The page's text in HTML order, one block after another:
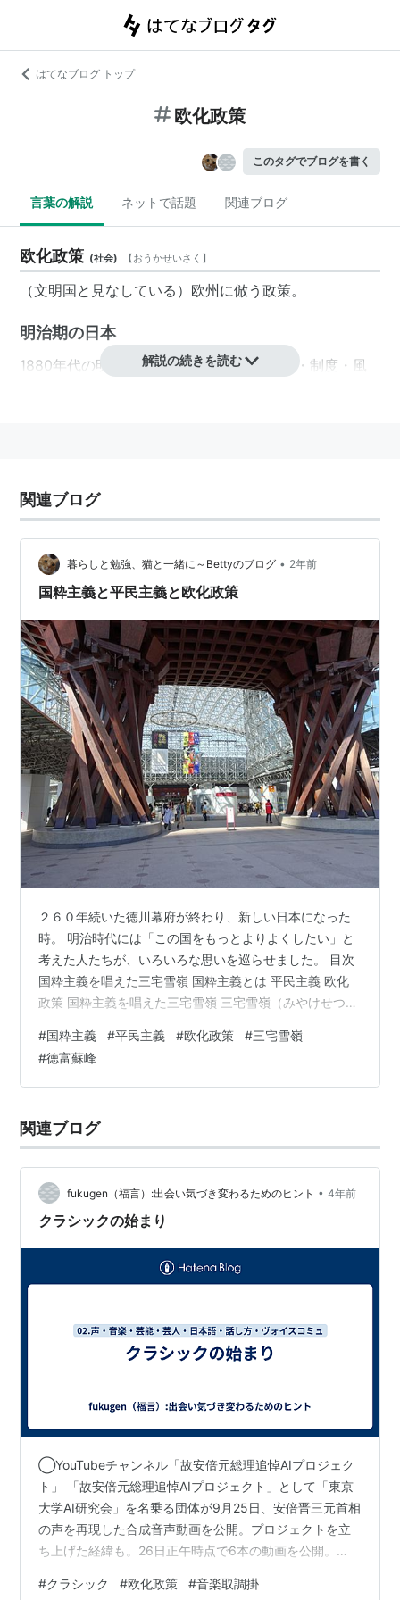
はてなブログ トップ
欧化政策
このタグでブログを書く
言葉の解説 ネットで話題 関連ブログ
欧化政策 (社会) 【おうかせいさく 】
（文明国と見なしている）欧州に倣う政策。
明治期の日本
1880年代の明治政府において、日本の文化・制度・風
漢化政策
解説の続きを読む
関連ブログ
暮らしと勉強、猫と一緒に～Bettyのブログ • 2年前
国粋主義と平民主義と欧化政策
２６０年続いた徳川幕府が終わり、新しい日本になった
時。 明治時代には「この国をもっとよりよくしたい」と
考えた人たちが、いろいろな思いを巡らせました。 目次
国粋主義を唱えた三宅雪嶺 国粋主義とは 平民主義 欧化
政策 国粋主義を唱えた三宅雪嶺 三宅雪嶺（みやけせつれ
（現石川県金沢市）で生まれました。１６４年前の今日
です。 現在の金沢駅 加賀藩家老本多家の儒医・三宅恒の
子として生まれました。 官立東京開成学校を経て、東京
纂掛（現東京大学史料編纂所）に就職。のちに東京専門
学校と哲学館で講義を担当します…
#国粋主義 #平民主義 #欧化政策 #三宅雪嶺
#徳富蘇峰
関連ブログ
fukugen（福言）:出会い気づき変わるためのヒント • 4年前
クラシックの始まり
◯YouTubeチャンネル「故安倍元総理追悼AIプロジェク
ト」 「故安倍元総理追悼AIプロジェクト」として「東京
大学AI研究会」を名乗る団体が9月25日、安倍晋三元首相
の声を再現した合成音声動画を公開。プロジェクトを立
ち上げた経緯も。26日正午時点で6本の動画を公開。
イトルで、安倍元首相の合成音声が話している。再現は
#クラシック #欧化政策 #音楽取調掛